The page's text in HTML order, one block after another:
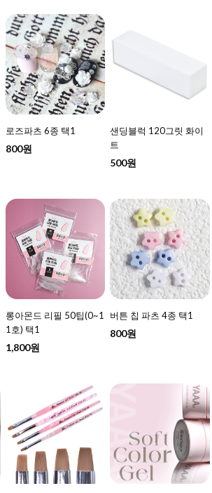
로즈파츠 6종 택1
800원
샌딩블럭 120그릿 화이
트
500원
롱아몬드 리필 50팁(0~1
1호) 택1
1,800원
버튼 칩 파츠 4종 택1
800원